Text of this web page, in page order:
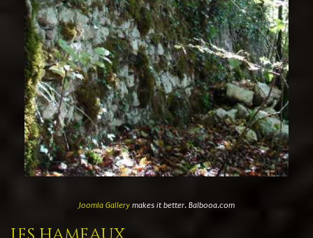
Joomla Gallerymakes it better. Balbooa.com